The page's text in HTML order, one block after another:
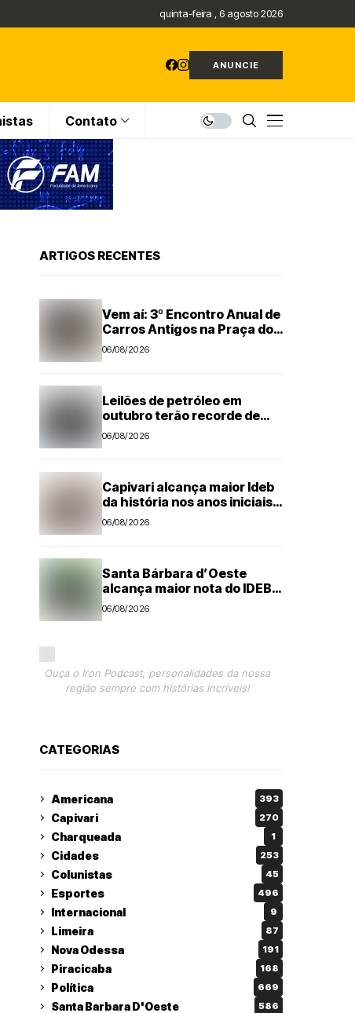
quinta-feira , 6 agosto 2026
ANUNCIE
Contato
ARTIGOS RECENTES
Vem aí: 3º Encontro Anual de
Carros Antigos na Praça dos
Três Poderes em Nova
Odessa
06/08/2026
Leilões de petróleo em
outubro terão recorde de
áreas em disputa
06/08/2026
Capivari alcança maior Ideb
da história nos anos iniciais;
todas as escolas avançam
06/08/2026
Santa Bárbara d’Oeste
alcança maior nota do IDEB
no período pós-pandemia
06/08/2026
Ouça o Iron Podcast, personalidades da nossa
região sempre com histórias incríveis!
CATEGORIAS
Americana 393
Capivari 270
Charqueada 1
Cidades 253
Colunistas 45
Esportes 496
Internacional 9
Limeira 87
Nova Odessa 191
Piracicaba 168
Política 669
Santa Barbara D'Oeste 586